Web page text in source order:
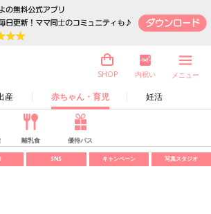
産 赤ちゃん・育児 妊活
SHOP 内祝い メニュー
離乳食 優待パス
SNS キャンペーン 写真スタジオ